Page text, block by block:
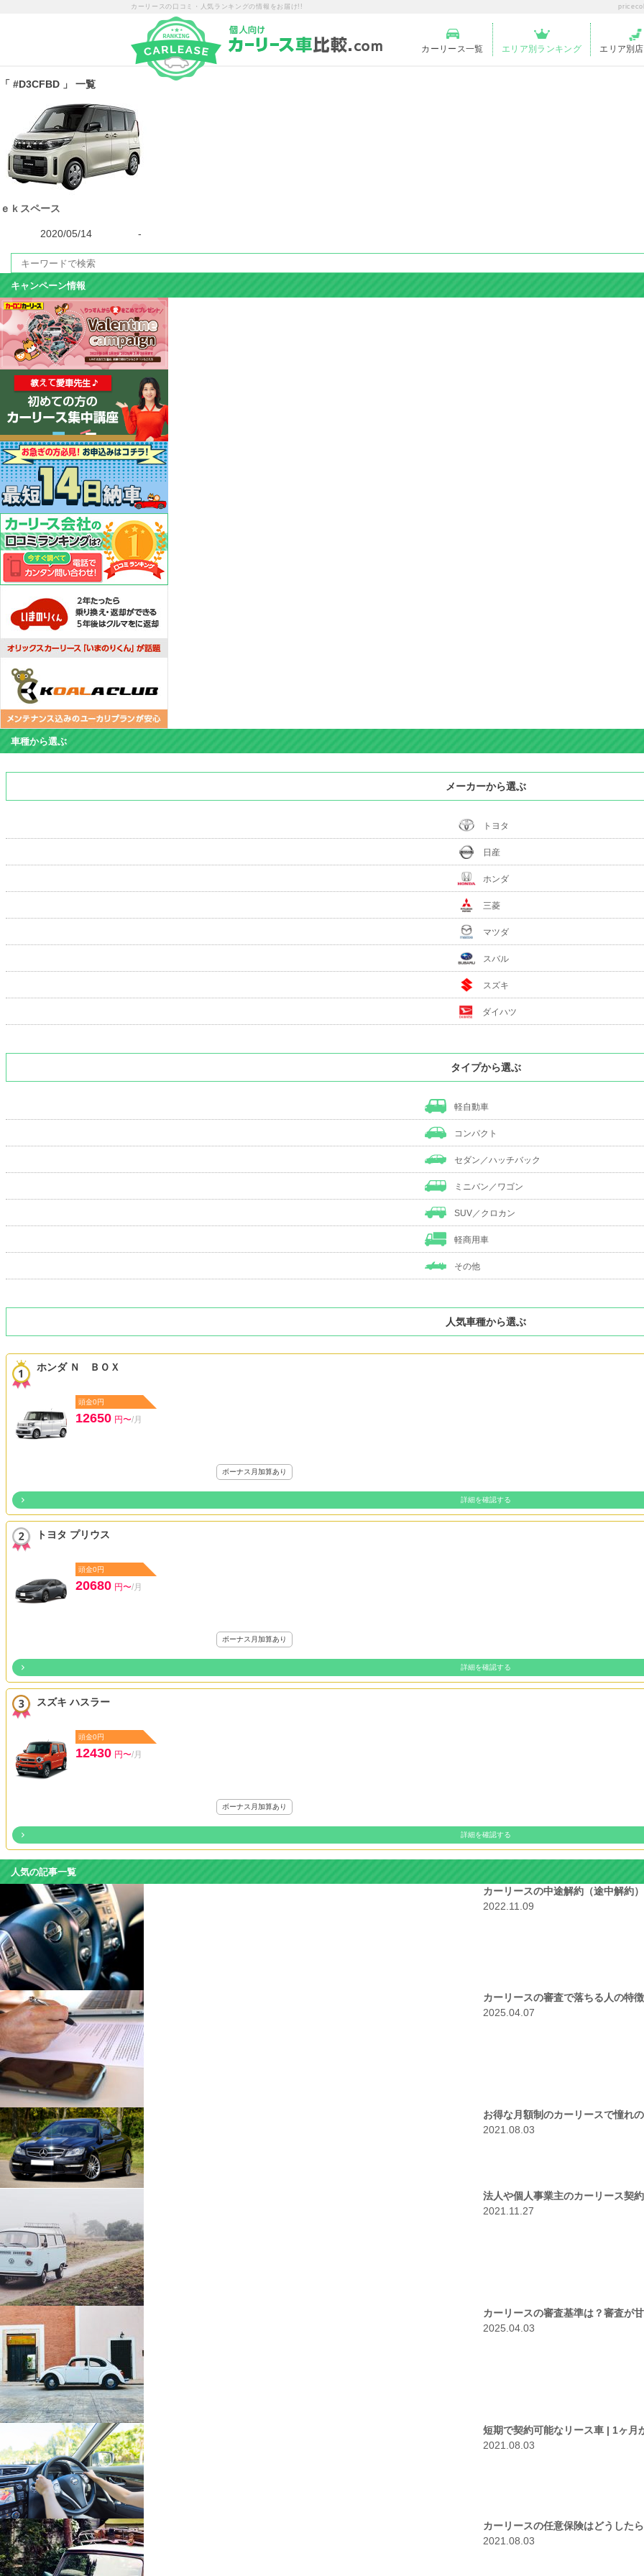
カーリースの口コミ・人気ランキングの情報をお届け!!
カーリース一覧 エリア別ランキング エリア別
「 #D3CFBD 」 一覧
ｅｋスペース
2020/05/14 -
キャンペーン情報
車種から選ぶ
メーカーから選ぶ
トヨタ
日産
ホンダ
三菱
マツダ
スバル
スズキ
ダイハツ
タイプから選ぶ
軽自動車
コンパクト
セダン／ハッチバック
ミニバン／ワゴン
SUV／クロカン
軽商用車
その他
人気車種から選ぶ
ホンダ Ｎ ＢＯＸ
頭金0円
12650 円〜/月
ボーナス月加算あり
詳細を確認する
トヨタ プリウス
頭金0円
20680 円〜/月
ボーナス月加算あり
詳細を確認する
スズキ ハスラー
頭金0円
12430 円〜/月
ボーナス月加算あり
詳細を確認する
人気の記事一覧
カーリースの中途解約（途中解約
2022.11.09
カーリースの審査で落ちる人の特
2025.04.07
お得な月額制のカーリースで憧れ
2021.08.03
法人や個人事業主のカーリース契
2021.11.27
カーリースの審査基準は？審査が
2025.04.03
短期で契約可能なリース車 | 1ヶ月
2021.08.03
カーリースの任意保険はどうした
2021.08.03